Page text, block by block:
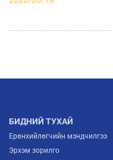
БИДНИЙ ТУХАЙ
Ерөнхийлөгчийн мэндчилгээ
Эрхэм зорилго